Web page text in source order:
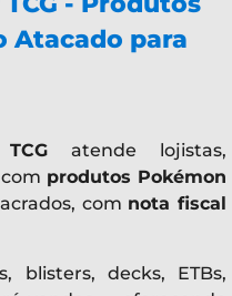
Atacado para
atende lojistas,
produtos Pokémon
com nota fiscal
blisters, decks, ETBs,